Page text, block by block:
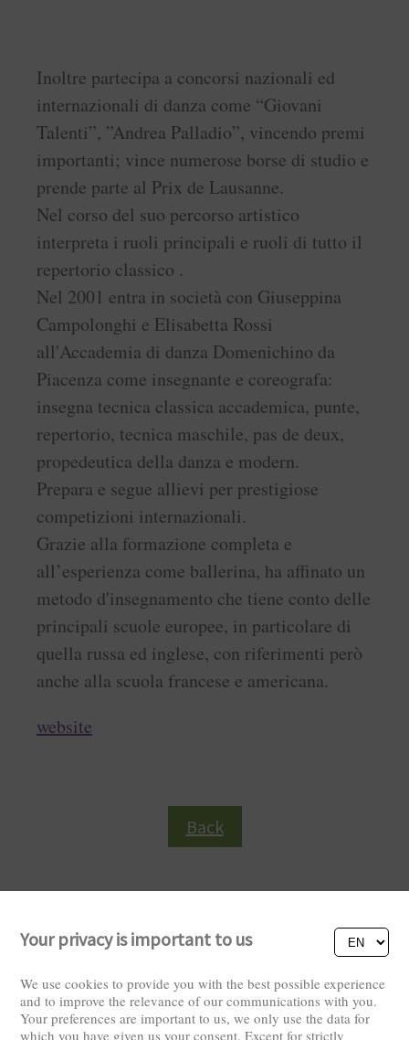
Inoltre partecipa a concorsi nazionali ed
internazionali di danza come “Giovani
Talenti”, ”Andrea Palladio”, vincendo premi
importanti; vince numerose borse di studio e
prende parte al Prix de Lausanne.
Nel corso del suo percorso artistico
interpreta i ruoli principali e ruoli di tutto il
repertorio classico .
Nel 2001 entra in società con Giuseppina
Campolonghi e Elisabetta Rossi
all'Accademia di danza Domenichino da
Piacenza come insegnante e coreografa:
insegna tecnica classica accademica, punte,
repertorio, tecnica maschile, pas de deux,
propedeutica della danza e modern.
Prepara e segue allievi per prestigiose
competizioni internazionali.
Grazie alla formazione completa e
all’esperienza come ballerina, ha affinato un
metodo d'insegnamento che tiene conto delle
principali scuole europee, in particolare di
quella russa ed inglese, con riferimenti però
anche alla scuola francese e americana.
website
Back
Your privacy is important to us
We use cookies to provide you with the best possible experience
and to improve the relevance of our communications with you.
Your preferences are important to us, we only use the data for
which you have given us your consent. Except for strictly